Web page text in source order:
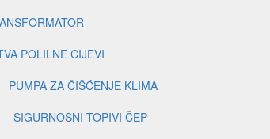
POLILNE CIJEVI
PUMPA ZA ČIŠĆENJE KLIMA
SIGURNOSNI TOPIVI ČEP